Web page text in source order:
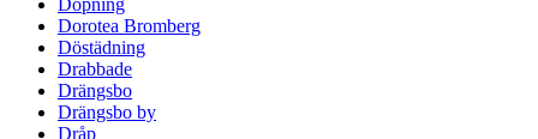
Dorotea Bromberg
Döstädning
Drabbade
Drängsbo
Drängsbo by
Dråp